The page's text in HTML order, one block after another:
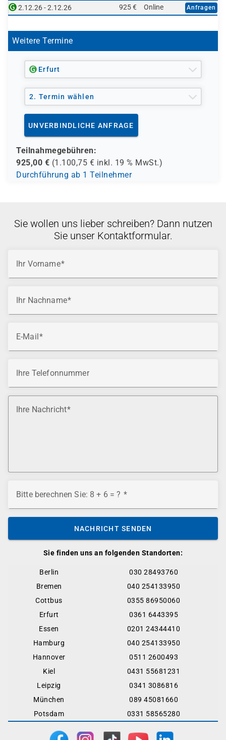
2.12.26 - 2.12.26 925 € Online Anfragen
Weitere Termine
Erfurt
2. Termin wählen
UNVERBINDLICHE ANFRAGE
Teilnahmegebühren:
925,00 € (1.100,75 € inkl. 19 % MwSt.)
Durchführung ab 1 Teilnehmer
Sie finden uns an folgenden Standorten:
Berlin
030 28493760
Bremen
040 254133950
Cottbus
0355 86950060
Erfurt
0361 6443395
Essen
0201 24344410
Hamburg
040 254133950
Hannover
0511 2600493
Kiel
0431 55681231
Leipzig
0341 3086816
München
089 45081660
Potsdam
0331 58565280
Sie wollen uns lieber schreiben? Dann nutzen
Sie unser Kontaktformular.
Ihr Vorname
Ihr Nachname
E-Mail
Ihre Telefonnummer
Ihre Nachricht
Bitte berechnen Sie: 8 + 6 = ?
NACHRICHT SENDEN